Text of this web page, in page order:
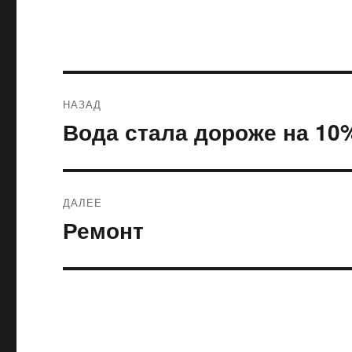
по
НАЗАД
Предыдущая
запись:
Вода стала дороже на
ДАЛЕЕ
Следующая
Ремонт